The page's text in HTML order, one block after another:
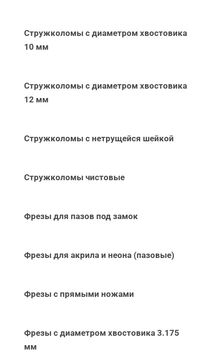
Стружколомы с диаметром хвостовика
10 мм
Стружколомы с диаметром хвостовика
12 мм
Стружколомы с нетрущейся шейкой
Стружколомы чистовые
Фрезы для пазов под замок
Фрезы для акрила и неона (пазовые)
Фрезы с прямыми ножами
Фрезы с диаметром хвостовика 3.175
мм